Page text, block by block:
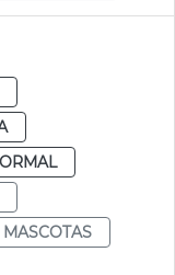
MASCOTAS